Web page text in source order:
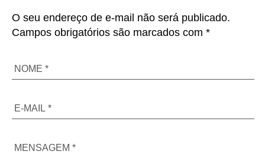
O seu endereço de e-mail não será publicado.
Campos obrigatórios são marcados com *